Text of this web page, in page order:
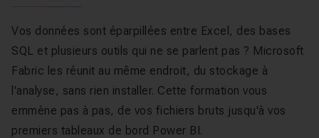
Vos données sont éparpillées entre Excel, des bases
SQL et plusieurs outils qui ne se parlent pas ? Microsoft
Fabric les réunit au même endroit, du stockage à
l'analyse, sans rien installer. Cette formation vous
emmène pas à pas, de vos fichiers bruts jusqu'à vos
premiers tableaux de bord Power BI.